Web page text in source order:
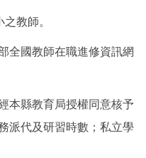
教師。
全國教師在職進修資訊網
本縣教育局授權同意核予
派代及研習時數；私立學